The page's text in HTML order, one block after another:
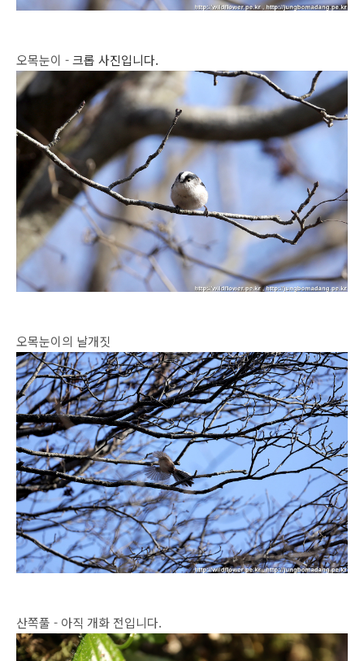
오목눈이 -크롭 사진입니다.
오목눈이의 날개짓
산쪽풀 - 아직 개화 전입니다.